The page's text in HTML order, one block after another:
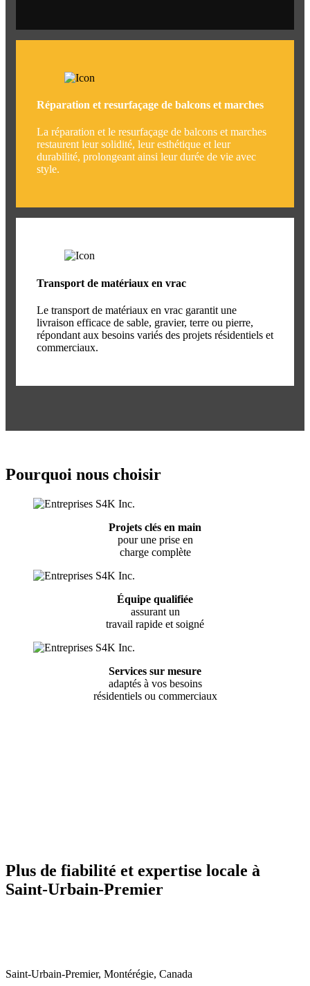
Réparation et resurfaçage de balcons et marches
La réparation et le resurfaçage de balcons et marches
restaurent leur solidité, leur esthétique et leur
durabilité, prolongeant ainsi leur durée de vie avec
style.
Transport de matériaux en vrac
Le transport de matériaux en vrac garantit une
livraison efficace de sable, gravier, terre ou pierre,
répondant aux besoins variés des projets résidentiels et
commerciaux.
Pourquoi nous choisir
Projets clés en main
pour une prise en
charge complète
Équipe qualifiée
assurant un
travail rapide et soigné
Services sur mesure
adaptés à vos besoins
résidentiels ou commerciaux
Plus de fiabilité et expertise locale à
Saint-Urbain-Premier
Saint-Urbain-Premier, Montérégie, Canada